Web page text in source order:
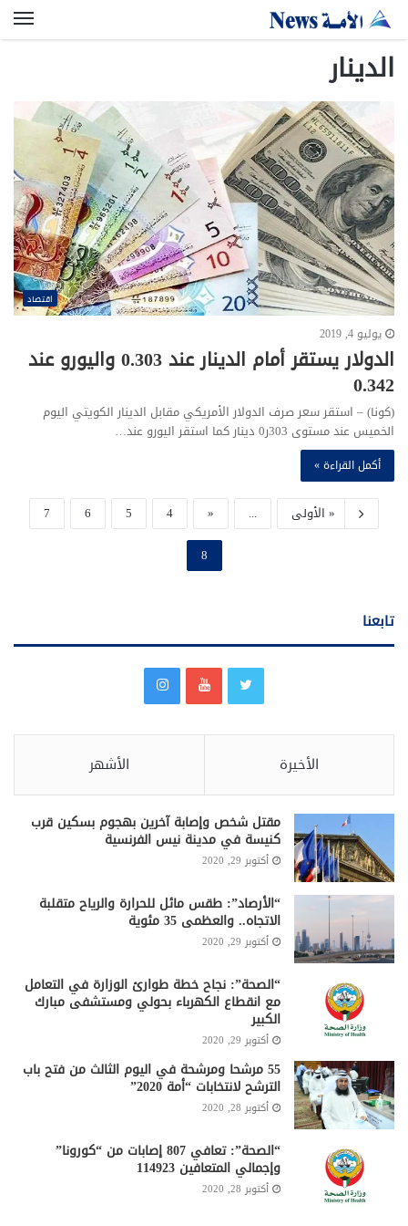
الدينار
اقتصاد
يوليو 4, 2019
الدولار يستقر أمام الدينار عند 0.303 واليورو عند
0.342
(كونا) – استقر سعر صرف الدولار الأمريكي مقابل الدينار الكويتي اليوم
الخميس عند مستوى 303ر0 دينار كما استقر اليورو عند…
أكمل القراءة »
« الأولى ...
«
4
5
6
7
8
تابعنا
الأخيرة الأشهر
مقتل شخص وإصابة آخرين بهجوم بسكين قرب
كنيسة في مدينة نيس الفرنسية
أكتوبر 29, 2020
“الأرصاد”: طقس مائل للحرارة والرياح متقلبة
الاتجاه.. والعظمى 35 مئوية
أكتوبر 29, 2020
“الصحة”: نجاح خطة طوارئ الوزارة في التعامل
مع انقطاع الكهرباء بحولي ومستشفى مبارك
الكبير
أكتوبر 29, 2020
55 مرشحا ومرشحة في اليوم الثالث من فتح باب
الترشح لانتخابات “أمة 2020”
أكتوبر 28, 2020
“الصحة”: تعافي 807 إصابات من “كورونا”
وإجمالي المتعافين 114923
أكتوبر 28, 2020